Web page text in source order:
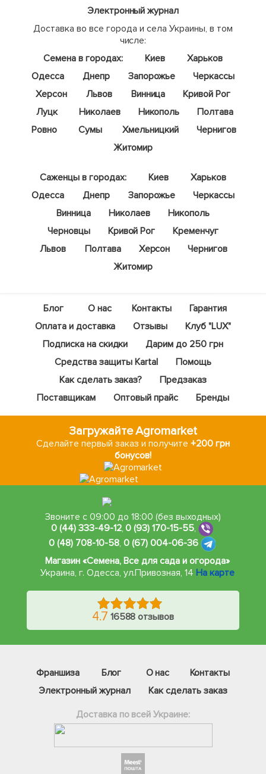
Электронный журнал
Доставка во все города и села Украины, в том
числе:
Семена в городах:
Киев
Харьков
Одесса
Днепр Запорожье
Черкассы
Херсон
Львов Винница
Кривой Рог
Луцк
Николаев Никополь
Полтава
Ровно
Сумы Хмельницкий
Чернигов
Житомир
Саженцы в городах: Киев
Харьков
Одесса
Днепр Запорожье
Черкассы
Винница
Николаев
Никополь
Черновцы
Кривой Рог
Кременчуг
Львов
Полтава Херсон
Чернигов
Житомир
Блог О нас Контакты
Гарантия
Оплата и доставка
Отзывы
Клуб "LUX"
Подписка на скидки
Дарим до 250 грн
Средства защиты Kartal
Помощь
Как сделать заказ?
Предзаказ
Поставщикам
Оптовый прайс Бренды
Загружайте Agromarket
Сделайте первый заказ и получите +200 грн
бонусов!
Звоните с 09:00 до 18:00 (без выходных)
0 (44) 333-49-12,0 (93) 170-15-55,
0 (48) 708-10-58, 0 (67) 004-06-36
Магазин «Семена, Все для сада и огорода»
Украина, г. Одесса, ул.Привозная, 14 На карте
4.7 16588 отзывов
Франшиза Блог О нас
Контакты
Электронный журнал
Как сделать заказ
Доставка по всей Украине: